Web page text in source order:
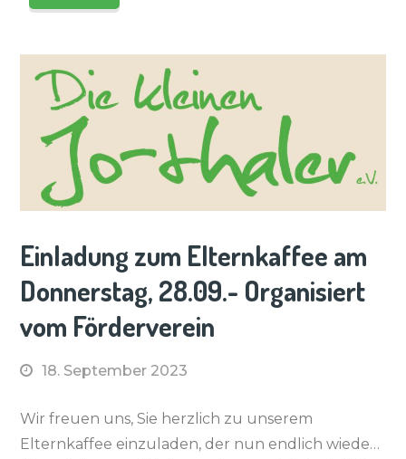
Schule am Ginkobaum (Stillegarten) ein. Alle
Eltern, […]
Einladung zum Elternkaffee am
Donnerstag, 28.09.- Organisiert
vom Förderverein
18. September 2023
Wir freuen uns, Sie herzlich zu unserem
Elternkaffee einzuladen, der nun endlich wieder